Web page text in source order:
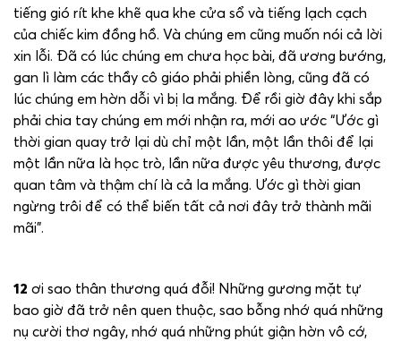
tiếng gió rít khe khẽ qua khe cửa sổ và tiếng lạch cạch
của chiếc kim đồng hồ. Và chúng em cũng muốn nói cả lời
xin lỗi. Đã có lúc chúng em chưa học bài, đã ương bướng,
gan lì làm các thầy cô giáo phải phiền lòng, cũng đã có
lúc chúng em hờn dỗi vì bị la mắng. Để rồi giờ đây khi sắp
phải chia tay chúng em mới nhận ra, mới ao ước “Ước gì
thời gian quay trở lại dù chỉ một lần, một lần thôi để lại
một lần nữa là học trò, lần nữa được yêu thương, được
quan tâm và thậm chí là cả la mắng. Ước gì thời gian
ngừng trôi để có thể biến tất cả nơi đây trở thành mãi
mãi”.
12 ơi sao thân thương quá đỗi! Những gương mặt tự
bao giờ đã trở nên quen thuộc, sao bỗng nhớ quá những
nụ cười thơ ngây, nhớ quá những phút giận hờn vô cớ,